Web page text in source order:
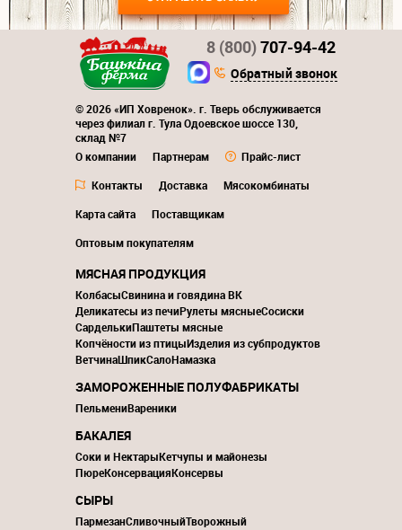
© 2026 «ИП Ховренок». г. Тверь обслуживается
через филиал г. Тула Одоевское шоссе 130,
склад №7
О компании
Партнерам
Прайс-лист
Контакты
Доставка
Мясокомбинаты
Карта сайта
Поставщикам
Оптовым покупателям
8 (800)707-94-42
Обратный звонок
МЯСНАЯ ПРОДУКЦИЯ
КолбасыСвинина и говядина ВК
Деликатесы из печиРулеты мясныеСосиски
СарделькиПаштеты мясные
Копчёности из птицыИзделия из субпродуктов
ВетчинаШпикСалоНамазка
ЗАМОРОЖЕННЫЕ ПОЛУФАБРИКАТЫ
ПельмениВареники
БАКАЛЕЯ
Соки и НектарыКетчупы и майонезы
ПюреКонсервацияКонсервы
СЫРЫ
ПармезанСливочныйТворожный